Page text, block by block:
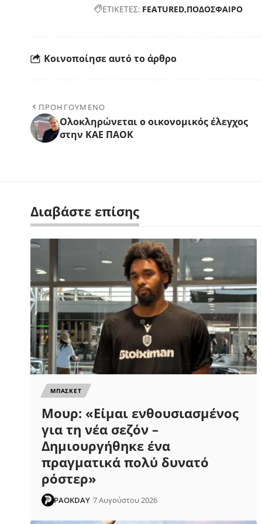
ΕΤΙΚΕΤΕΣ: FEATURED ΠΟΔΟΣΦΑΙΡΟ
Κοινοποίησε αυτό το άρθρο
ΠΡΟΗΓΟΥΜΕΝΟ
Ολοκληρώνεται ο οικονομικός έλεγχος
στην ΚΑΕ ΠΑΟΚ
Διαβάστε επίσης
ΜΠΑΣΚΕΤ
Μουρ: «Είμαι ενθουσιασμένος
για τη νέα σεζόν –
Δημιουργήθηκε ένα
πραγματικά πολύ δυνατό
ρόστερ»
PAOKDAY 7 Αυγούστου 2026